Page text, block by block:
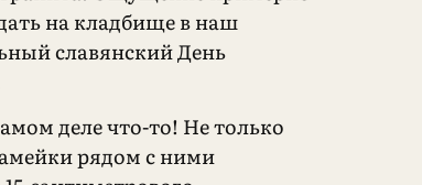
на кладбище в наш
славянский День
деле что-то! Не только
рядом с ними